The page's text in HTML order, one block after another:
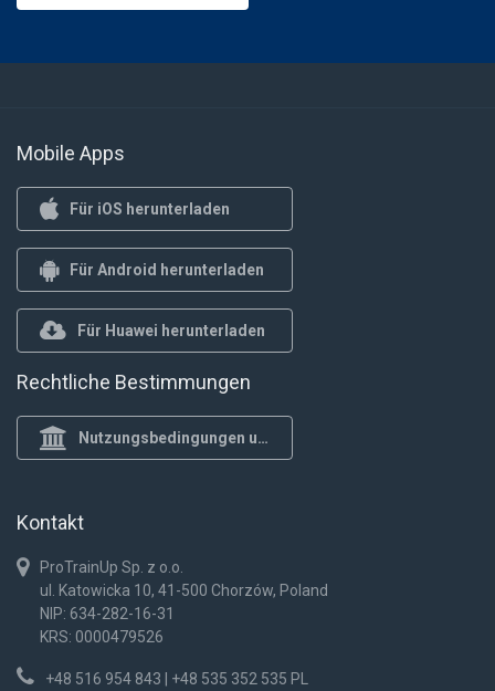
Mobile Apps
Für iOS herunterladen
Für Android herunterladen
Für Huawei herunterladen
Rechtliche Bestimmungen
Nutzungsbedingungen und Datenschutzrichtlinie
Kontakt
ProTrainUp Sp. z o.o.
ul. Katowicka 10, 41-500 Chorzów, Poland
NIP: 634-282-16-31
KRS: 0000479526
+48 516 954 843 | +48 535 352 535 PL